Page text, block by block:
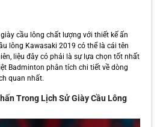
cầu lông chất lượng với thiết kế ấn
lông Kawasaki 2019 có thể là cái tên
liệu đây có phải là sự lựa chọn tốt nhất
Badminton phân tích chi tiết về dòng
quan nhất.
Trong Lịch Sử Giày Cầu Lông